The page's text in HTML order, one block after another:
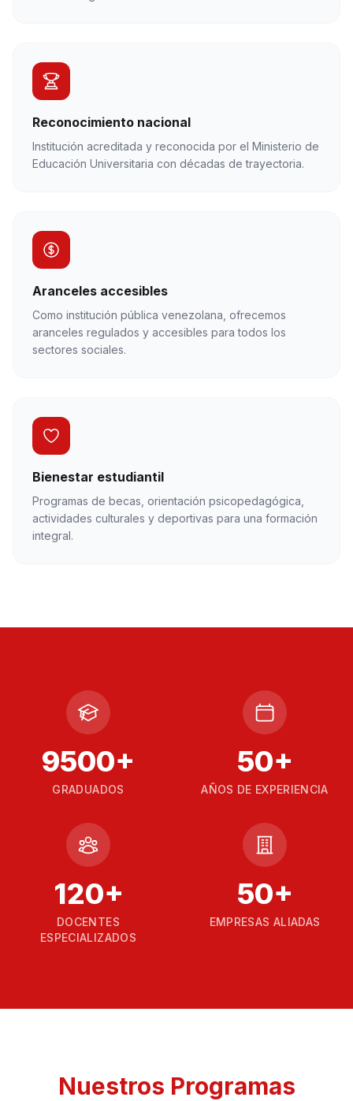
Reconocimiento nacional
Institución acreditada y reconocida por el Ministerio de
Educación Universitaria con décadas de trayectoria.
Aranceles accesibles
Como institución pública venezolana, ofrecemos
aranceles regulados y accesibles para todos los
sectores sociales.
Bienestar estudiantil
Programas de becas, orientación psicopedagógica,
actividades culturales y deportivas para una formación
integral.
9500+
GRADUADOS
50+
AÑOS DE EXPERIENCIA
120+
DOCENTES
ESPECIALIZADOS
50+
EMPRESAS ALIADAS
Nuestros Programas